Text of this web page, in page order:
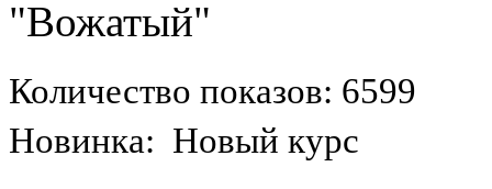
"Вожатый"
Количество показов: 6599
Новинка: Новый курс